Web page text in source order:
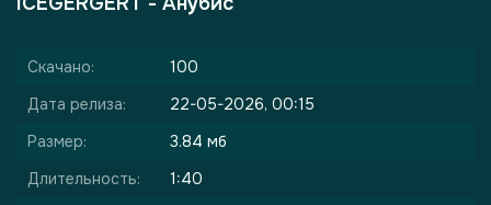
Скачано:
100
Дата релиза:
22-05-2026, 00:15
Размер:
3.84 мб
Длительность:
1:40